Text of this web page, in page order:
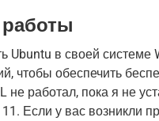
Ubuntu в своей системе
чтобы обеспечить
работал, пока я не
Если у вас возникли